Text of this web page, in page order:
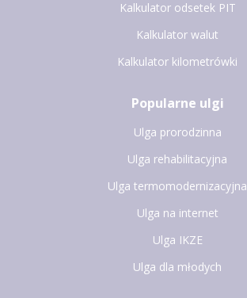
Kalkulator odsetek PIT
Kalkulator walut
Kalkulator kilometrówki
Popularne ulgi
Ulga prorodzinna
Ulga rehabilitacyjna
Ulga termomodernizacyjna
Ulga na internet
Ulga IKZE
Ulga dla młodych